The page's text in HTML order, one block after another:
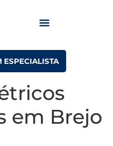
ESPECIALISTA
em Brejo